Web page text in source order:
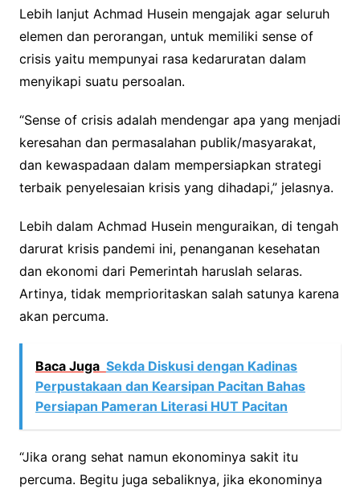
Lebih lanjut Achmad Husein mengajak agar seluruh
elemen dan perorangan, untuk memiliki sense of
crisis yaitu mempunyai rasa kedaruratan dalam
menyikapi suatu persoalan.
“Sense of crisis adalah mendengar apa yang menjadi
keresahan dan permasalahan publik/masyarakat,
dan kewaspadaan dalam mempersiapkan strategi
terbaik penyelesaian krisis yang dihadapi,” jelasnya.
Lebih dalam Achmad Husein menguraikan, di tengah
darurat krisis pandemi ini, penanganan kesehatan
dan ekonomi dari Pemerintah haruslah selaras.
Artinya, tidak memprioritaskan salah satunya karena
akan percuma.
Baca Juga Sekda Diskusi dengan Kadinas
Perpustakaan dan Kearsipan Pacitan Bahas
Persiapan Pameran Literasi HUT Pacitan
“Jika orang sehat namun ekonominya sakit itu
percuma. Begitu juga sebaliknya, jika ekonominya